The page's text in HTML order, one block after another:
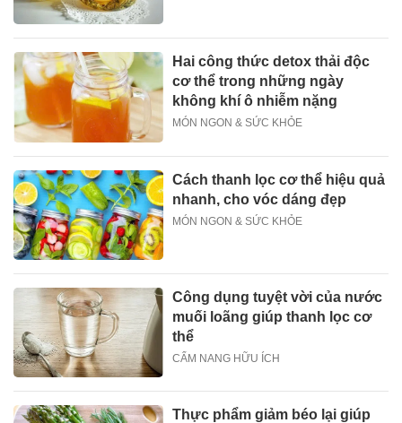
Hai công thức detox thải độc
cơ thể trong những ngày
không khí ô nhiễm nặng
MÓN NGON & SỨC KHỎE
Cách thanh lọc cơ thể hiệu quả
nhanh, cho vóc dáng đẹp
MÓN NGON & SỨC KHỎE
Công dụng tuyệt vời của nước
muối loãng giúp thanh lọc cơ
thể
CẨM NANG HỮU ÍCH
Thực phẩm giảm béo lại giúp